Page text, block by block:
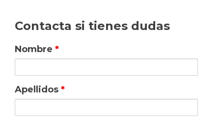
Contacta si tienes dudas
Nombre *
Apellidos *